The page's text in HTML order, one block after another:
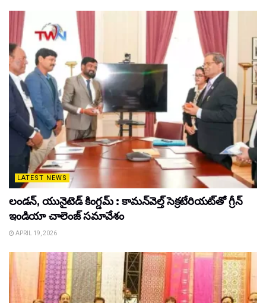
LATEST NEWS
లండన్, యునైటెడ్ కింగ్డమ్ : కామన్‌వెల్త్ సెక్రటేరియట్‌తో గ్రీన్
ఇండియా చాలెంజ్ సమావేశం
APRIL 19, 2026